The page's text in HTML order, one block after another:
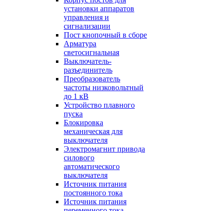
установки аппаратов
управления и
сигнализации
Пост кнопочный в сборе
Арматура
светосигнальная
Выключатель-
разъединитель
Преобразователь
частоты низковольтный
до 1 кВ
Устройство плавного
пуска
Блокировка
механическая для
выключателя
Электромагнит привода
силового
автоматического
выключателя
Источник питания
постоянного тока
Источник питания